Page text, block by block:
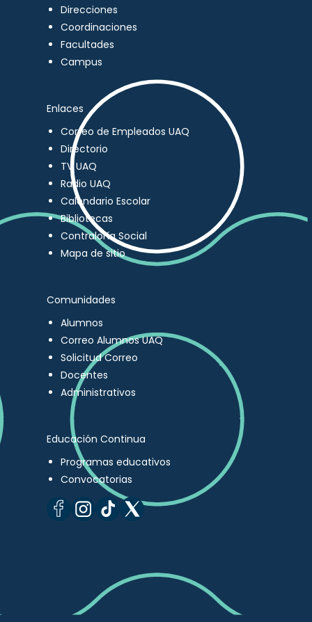
Direcciones
Coordinaciones
Facultades
Campus
Enlaces
Correo de Empleados UAQ
Directorio
TV UAQ
Radio UAQ
Calendario Escolar
Bibliotecas
Contraloría Social
Mapa de sitio
Comunidades
Alumnos
Correo Alumnos UAQ
Solicitud Correo
Docentes
Administrativos
Educación Continua
Programas educativos
Convocatorias